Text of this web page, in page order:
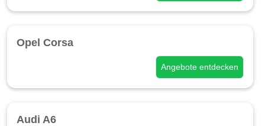
Opel Corsa
Angebote entdecken
Audi A6